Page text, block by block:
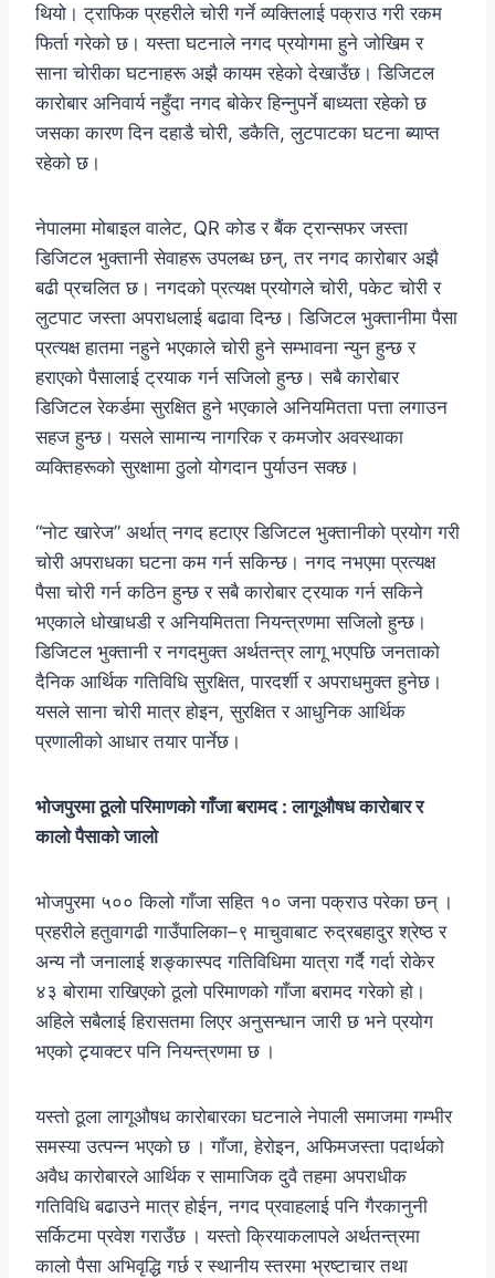
थियो। ट्राफिक प्रहरीले चोरी गर्ने व्यक्तिलाई पक्राउ गरी रकम
फिर्ता गरेको छ। यस्ता घटनाले नगद प्रयोगमा हुने जोखिम र
साना चोरीका घटनाहरू अझै कायम रहेको देखाउँछ। डिजिटल
कारोबार अनिवार्य नहुँदा नगद बोकेर हिन्नुपर्ने बाध्यता रहेको छ
जसका कारण दिन दहाडै चोरी, डकैति, लुटपाटका घटना ब्याप्त
रहेको छ।
नेपालमा मोबाइल वालेट, QR कोड र बैंक ट्रान्सफर जस्ता
डिजिटल भुक्तानी सेवाहरू उपलब्ध छन्, तर नगद कारोबार अझै
बढी प्रचलित छ। नगदको प्रत्यक्ष प्रयोगले चोरी, पकेट चोरी र
लुटपाट जस्ता अपराधलाई बढावा दिन्छ। डिजिटल भुक्तानीमा पैसा
प्रत्यक्ष हातमा नहुने भएकाले चोरी हुने सम्भावना न्युन हुन्छ र
हराएको पैसालाई ट्रयाक गर्न सजिलो हुन्छ। सबै कारोबार
डिजिटल रेकर्डमा सुरक्षित हुने भएकाले अनियमितता पत्ता लगाउन
सहज हुन्छ। यसले सामान्य नागरिक र कमजोर अवस्थाका
व्यक्तिहरूको सुरक्षामा ठुलो योगदान पुर्याउन सक्छ।
“नोट खारेज” अर्थात् नगद हटाएर डिजिटल भुक्तानीको प्रयोग गरी
चोरी अपराधका घटना कम गर्न सकिन्छ। नगद नभएमा प्रत्यक्ष
पैसा चोरी गर्न कठिन हुन्छ र सबै कारोबार ट्रयाक गर्न सकिने
भएकाले धोखाधडी र अनियमितता नियन्त्रणमा सजिलो हुन्छ।
डिजिटल भुक्तानी र नगदमुक्त अर्थतन्त्र लागू भएपछि जनताको
दैनिक आर्थिक गतिविधि सुरक्षित, पारदर्शी र अपराधमुक्त हुनेछ।
यसले साना चोरी मात्र होइन, सुरक्षित र आधुनिक आर्थिक
प्रणालीको आधार तयार पार्नेछ।
भोजपुरमा ठूलो परिमाणको गाँजा बरामद : लागूऔषध कारोबार र
कालो पैसाको जालो
भोजपुरमा ५०० किलो गाँजा सहित १० जना पक्राउ परेका छन् ।
प्रहरीले हतुवागढी गाउँपालिका–९ माचुवाबाट रुद्रबहादुर श्रेष्ठ र
अन्य नौ जनालाई शङ्कास्पद गतिविधिमा यात्रा गर्दै गर्दा रोकेर
४३ बोरामा राखिएको ठूलो परिमाणको गाँजा बरामद गरेको हो।
अहिले सबैलाई हिरासतमा लिएर अनुसन्धान जारी छ भने प्रयोग
भएको ट्र्याक्टर पनि नियन्त्रणमा छ ।
यस्तो ठूला लागूऔषध कारोबारका घटनाले नेपाली समाजमा गम्भीर
समस्या उत्पन्न भएको छ । गाँजा, हेरोइन, अफिमजस्ता पदार्थको
अवैध कारोबारले आर्थिक र सामाजिक दुवै तहमा अपराधीक
गतिविधि बढाउने मात्र होईन, नगद प्रवाहलाई पनि गैरकानुनी
सर्किटमा प्रवेश गराउँछ । यस्तो क्रियाकलापले अर्थतन्त्रमा
कालो पैसा अभिवृद्धि गर्छ र स्थानीय स्तरमा भ्रष्टाचार तथा